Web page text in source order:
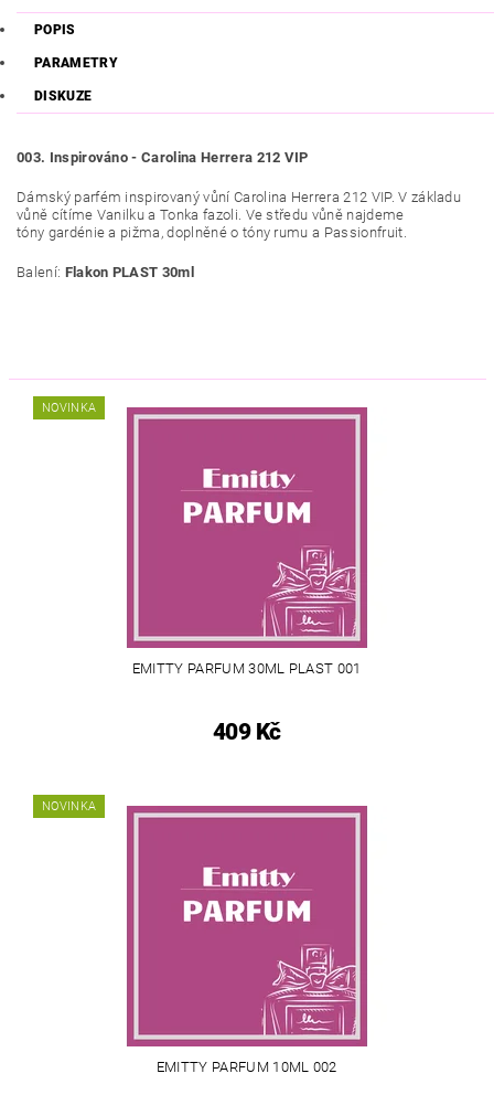
POPIS
PARAMETRY
DISKUZE
003. Inspirováno - Carolina Herrera 212 VIP
Dámský parfém inspirovaný vůní Carolina Herrera 212 VIP. V základu
vůně cítíme Vanilku a Tonka fazoli. Ve středu vůně najdeme
tóny gardénie a pižma, doplněné o tóny rumu a Passionfruit.
Balení: Flakon PLAST 30ml
NOVINKA
EMITTY PARFUM 30ML PLAST 001
409 Kč
NOVINKA
EMITTY PARFUM 10ML 002